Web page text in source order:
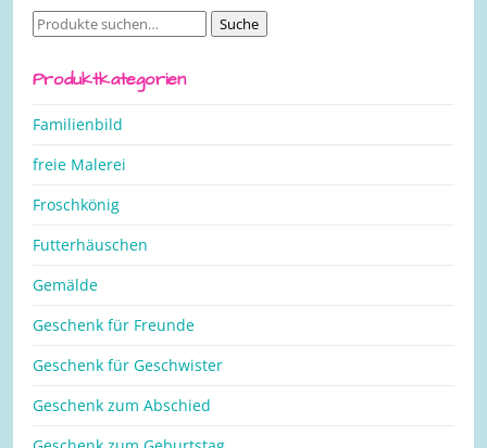
Suche
Suche
Produktkategorien
Familienbild
freie Malerei
Froschkönig
Futterhäuschen
Gemälde
Geschenk für Freunde
Geschenk für Geschwister
Geschenk zum Abschied